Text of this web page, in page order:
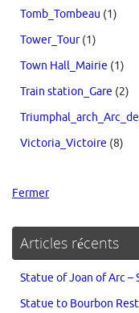
Tomb_Tombeau (1)
Tower_Tour(1)
Town Hall_Mairie (1)
Train station_Gare (2)
Victoria_Victoire (8)
Fermer
Articles récents
Statue of Joan of Arc –
Statue to Bourbon